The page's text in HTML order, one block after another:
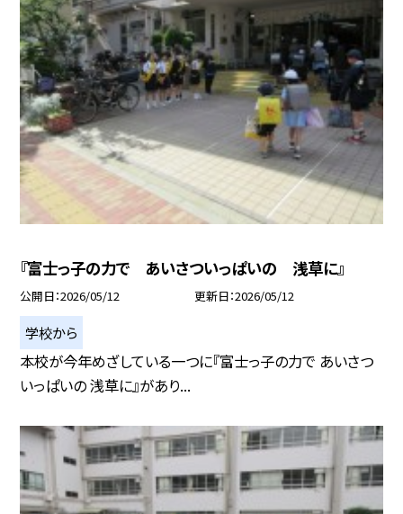
『富士っ子の力で あいさついっぱいの 浅草に』
公開日 2026/05/12 更新日 2026/05/12
学校から
本校が今年めざしている一つに『富士っ子の力で あいさつ
いっぱいの 浅草に』があり...